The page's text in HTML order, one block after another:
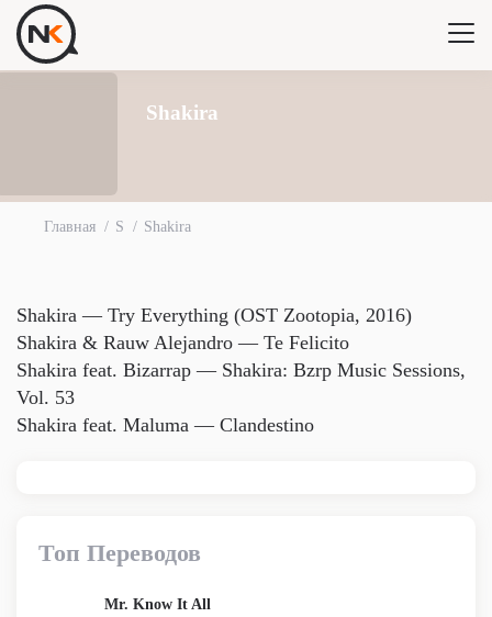
Shakira
Главная S Shakira
Shakira — Try Everything (OST Zootopia, 2016)
Shakira & Rauw Alejandro — Te Felicito
Shakira feat. Bizarrap — Shakira: Bzrp Music Sessions,
Vol. 53
Shakira feat. Maluma — Clandestino
Топ Переводов
Mr. Know It All